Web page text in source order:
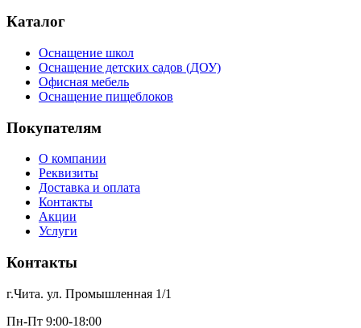
Каталог
Оснащение школ
Оснащение детских садов (ДОУ)
Офисная мебель
Оснащение пищеблоков
Покупателям
О компании
Реквизиты
Доставка и оплата
Контакты
Акции
Услуги
Контакты
г.Чита. ул. Промышленная 1/1
Пн-Пт 9:00-18:00